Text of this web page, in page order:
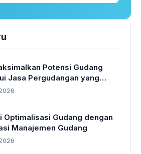
Potensi Gudang
Jasa Pergudangan yang
Optimalisasi Gudang dengan
Manajemen Gudang